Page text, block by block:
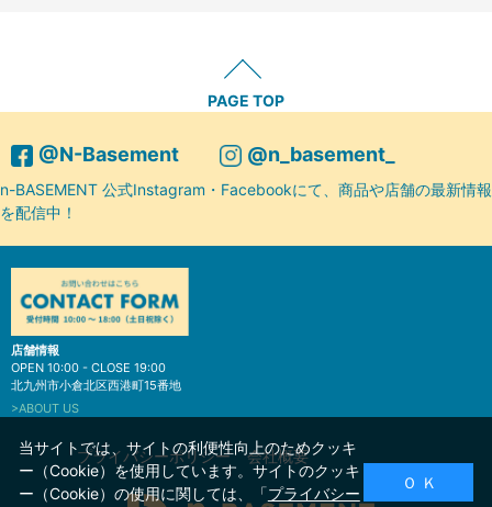
PAGE TOP
@N-Basement @n_basement_
n-BASEMENT 公式Instagram・Facebookにて、商品や店舗の最新情報
を配信中！
店舗情報
OPEN 10:00 - CLOSE 19:00
北九州市小倉北区西港町15番地
>ABOUT US
プライバシーポリシー 会社概要
当サイトでは、サイトの利便性向上のためクッキ
ー（Cookie）を使用しています。サイトのクッキ
ー（Cookie）の使用に関しては、「プライバシー
Ｏ Ｋ